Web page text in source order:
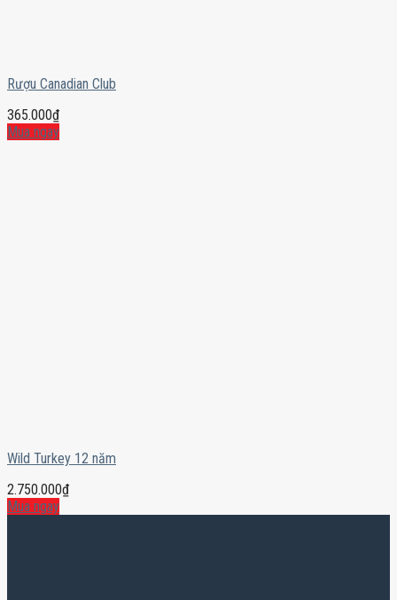
Rượu Canadian Club
365.000₫
Mua ngay
Wild Turkey 12 năm
2.750.000₫
Mua ngay